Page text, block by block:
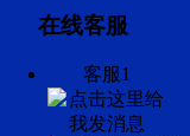
在线客服
客服1